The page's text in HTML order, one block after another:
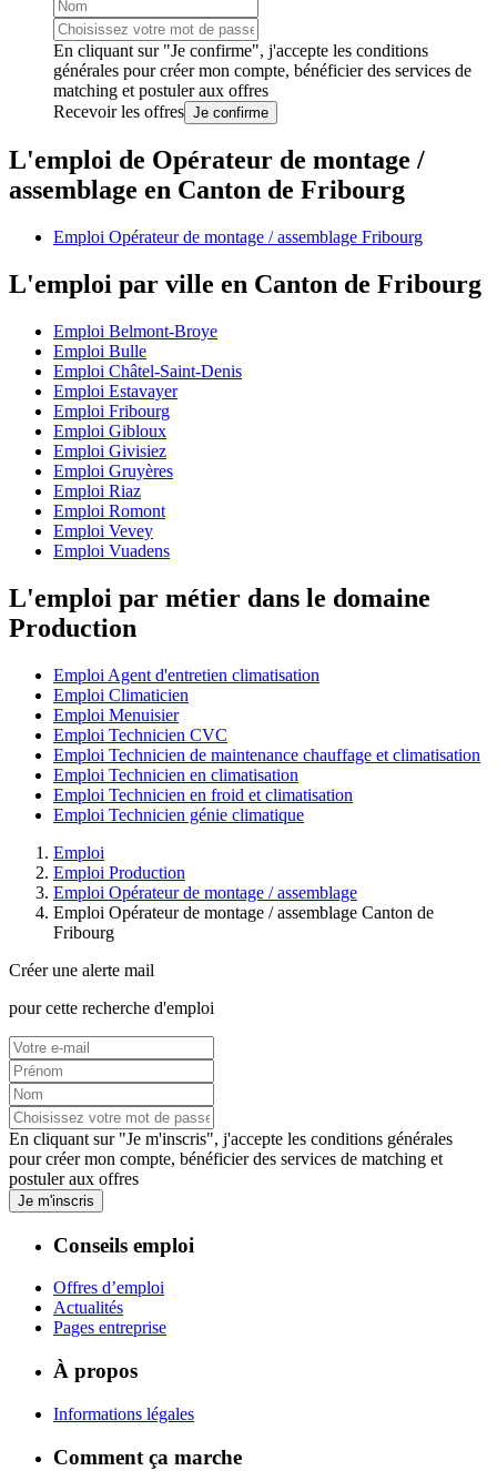
En cliquant sur "Je confirme", j'accepte les conditions
générales pour créer mon compte, bénéficier des services de
matching et postuler aux offres
Recevoir les offres Je confirme
L'emploi de Opérateur de montage /
assemblage en Canton de Fribourg
Emploi Opérateur de montage / assemblage Fribourg
L'emploi par ville en Canton de Fribourg
Emploi Belmont-Broye
Emploi Bulle
Emploi Châtel-Saint-Denis
Emploi Estavayer
Emploi Fribourg
Emploi Gibloux
Emploi Givisiez
Emploi Gruyères
Emploi Riaz
Emploi Romont
Emploi Vevey
Emploi Vuadens
L'emploi par métier dans le domaine
Production
Emploi Agent d'entretien climatisation
Emploi Climaticien
Emploi Menuisier
Emploi Technicien CVC
Emploi Technicien de maintenance chauffage et climatisation
Emploi Technicien en climatisation
Emploi Technicien en froid et climatisation
Emploi Technicien génie climatique
Emploi
Emploi Production
Emploi Opérateur de montage / assemblage
Emploi Opérateur de montage / assemblage Canton de
Fribourg
Créer une alerte mail
pour cette recherche d'emploi
En cliquant sur "Je m'inscris", j'accepte les conditions générales
pour créer mon compte, bénéficier des services de matching et
postuler aux offres
Je m'inscris
Conseils emploi
Offres d’emploi
Actualités
Pages entreprise
À propos
Informations légales
Comment ça marche